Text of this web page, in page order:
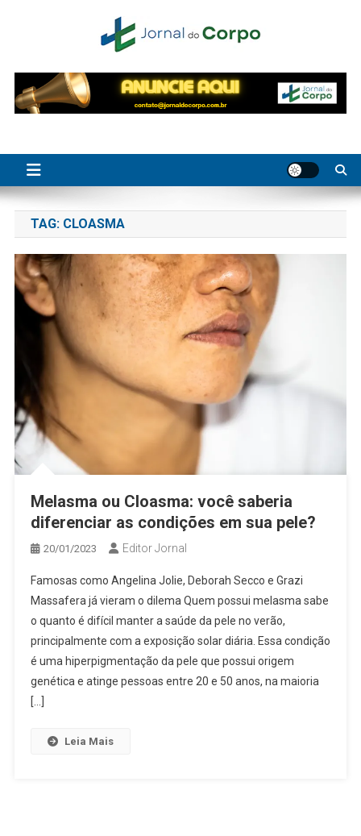
Jornal do Corpo
TAG: CLOASMA
Melasma ou Cloasma: você saberia
diferenciar as condições em sua pele?
20/01/2023 Editor Jornal
Famosas como Angelina Jolie, Deborah Secco e Grazi
Massafera já vieram o dilema Quem possui melasma sabe
o quanto é difícil manter a saúde da pele no verão,
principalmente com a exposição solar diária. Essa condição
é uma hiperpigmentação da pele que possui origem
genética e atinge pessoas entre 20 e 50 anos, na maioria
[…]
Leia Mais